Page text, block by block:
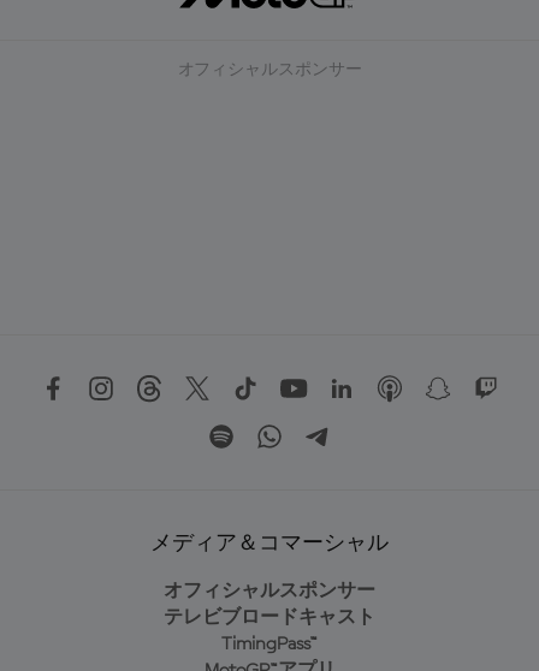
オフィシャルスポンサー
メディア＆コマーシャル
オフィシャルスポンサー
テレビブロードキャスト
TimingPass™